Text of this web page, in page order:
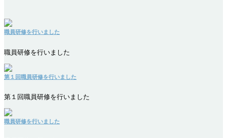
職員研修を行いました
職員研修を行いました
第１回職員研修を行いました
第１回職員研修を行いました
職員研修を行いました